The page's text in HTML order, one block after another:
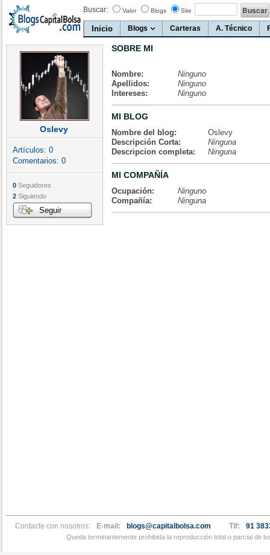
Buscar: Valor Blogs Site
Inicio Blogs Carteras A. Técnico
Oslevy
Artículos: 0
Comentarios: 0
0 Seguidores
2 Siguiendo
Seguir
SOBRE MI
Nombre:
Ninguno
Apellidos:
Ninguno
Intereses:
Ninguno
MI BLOG
Nombre del blog:
Oslevy
Descripción Corta:
Ninguna
Descripcion completa:
Ninguna
MI COMPAÑÍA
Ocupación:
Ninguno
Compañía:
Ninguna
Contacte con nosotros: E-mail: blogs@capitalbolsa.com Tlf: 91
Queda terminantemente prohibida la reproducción total o parcial de